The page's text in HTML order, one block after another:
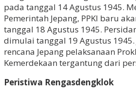
pada tanggal 14 Agustus 1945.
Pemerintah Jepang, PPKI baru
tanggal 18 Agustus 1945.
dimulai tanggal 19 Agustus
rencana Jepang pelaksanaan
Kemerdekaan tergantung dari
Peristiwa Rengasdengklok